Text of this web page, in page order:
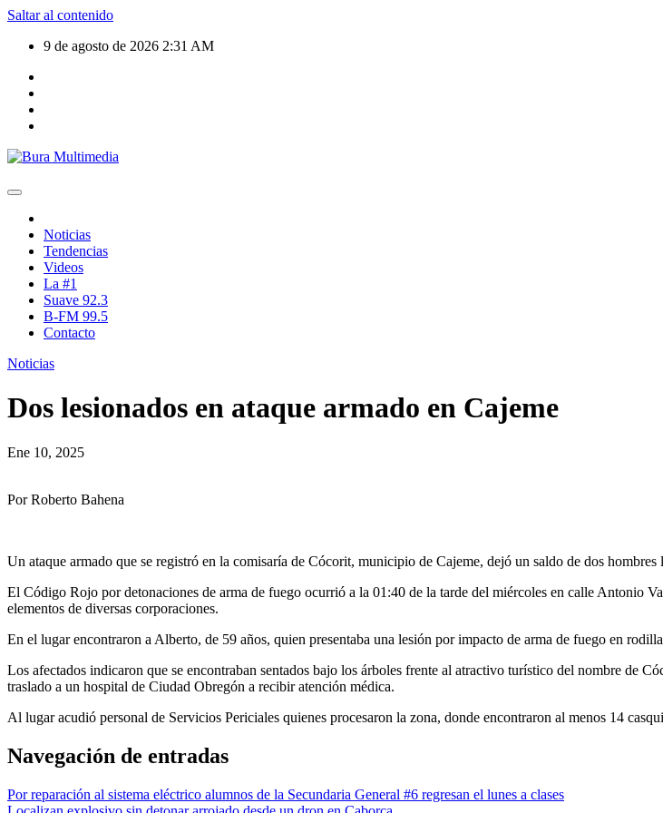
Saltar al contenido
9 de agosto de 2026 2:31 AM
Noticias
Tendencias
Videos
La #1
Suave 92.3
B-FM 99.5
Contacto
Noticias
Dos lesionados en ataque armado en Cajeme
Ene 10, 2025
Por Roberto Bahena
Un ataque armado que se registró en la comisaría de Cócorit, municipio de Cajeme, dejó un saldo de dos
El Código Rojo por detonaciones de arma de fuego ocurrió a la 01:40 de la tarde del miércoles en calle Antonio
elementos de diversas corporaciones.
En el lugar encontraron a Alberto, de 59 años, quien presentaba una lesión por impacto de arma de fuego en
Los afectados indicaron que se encontraban sentados bajo los árboles frente al atractivo turístico del nombre de
traslado a un hospital de Ciudad Obregón a recibir atención médica.
Al lugar acudió personal de Servicios Periciales quienes procesaron la zona, donde encontraron al menos 14
Navegación de entradas
Por reparación al sistema eléctrico alumnos de la Secundaria General #6 regresan el lunes a clases